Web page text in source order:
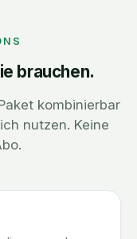
brauchen.
kombinierbar
nutzen. Keine